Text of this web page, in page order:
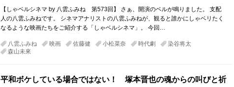
【しゃベルシネマ by 八雲ふみね 第573回】 さぁ、開演のベルが鳴りました。 支配
人の八雲ふみねです。 シネマアナリストの八雲ふみねが、観ると誰かにしゃベリたく
なるような映画たちをご紹介する「しゃベルシネマ」。 今回…
八雲ふみね 映画 佐藤健 小松菜奈 時代劇
染谷将太
森山未來
平和ボケしている場合ではない！ 塚本晋也の魂からの叫びと祈